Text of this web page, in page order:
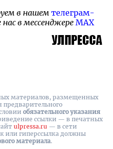
в нашем телеграм-
в мессенджере MAX
материалов, размещенных
предварительного
обязательного указания
ссылки — в печатных
ulpressa.ru — в сети
или гиперссылка должны
материала.